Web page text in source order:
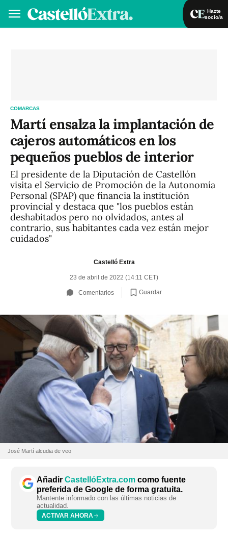
Hazte
socio/a
COMARCAS
Martí ensalza la implantación de
cajeros automáticos en los
pequeños pueblos de interior
El presidente de la Diputación de Castellón
visita el Servicio de Promoción de la Autonomía
Personal (SPAP) que financia la institución
provincial y destaca que "los pueblos están
deshabitados pero no olvidados, antes al
contrario, sus habitantes cada vez están mejor
cuidados"
Castelló Extra
23 de abril de 2022 (14:11 CET)
Comentarios Guardar
José Martí alcudia de veo
Añadir CastellóExtra.com como fuente
preferida de Google de forma gratuita.
Mantente informado con las últimas noticias de
actualidad.
ACTIVAR AHORA